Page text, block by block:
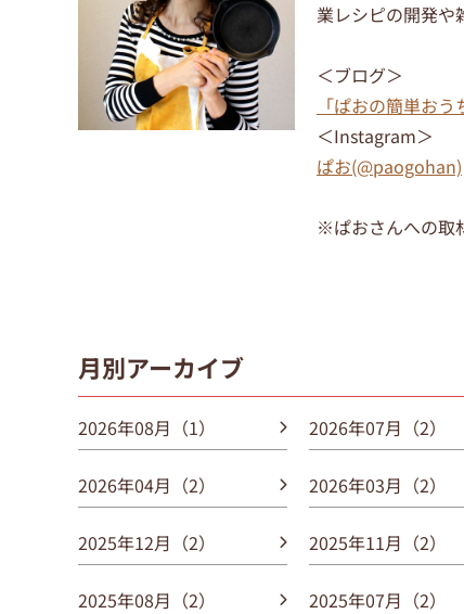
業レシピの開発や
＜ブログ＞
「ぱおの簡単おう
＜Instagram＞
ぱお(@paogohan)
※ぱおさんへの取
月別アーカイブ
2026年08月（1） 2026年07月（2）
2026年04月（2） 2026年03月（2）
2025年12月（2） 2025年11月（2）
2025年08月（2） 2025年07月（2）